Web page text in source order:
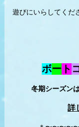
遊びにいらしてくだ
ボー ト
冬期シーズン
詳